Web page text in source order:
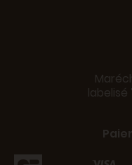
labelisé